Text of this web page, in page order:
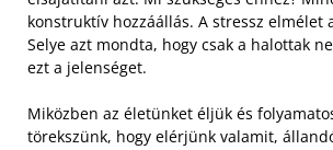
konstruktív hozzáállás. A stressz elmélet
Selye azt mondta, hogy csak a halottak
ezt a jelenséget.
Miközben az életünket éljük és
törekszünk, hogy elérjünk valamit,